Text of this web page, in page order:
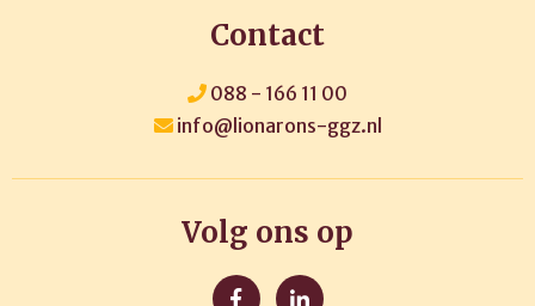
Contact
088 - 166 11 00
info@lionarons-ggz.nl
Volg ons op